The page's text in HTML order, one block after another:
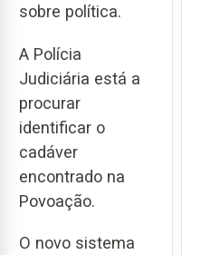
sobre política.
A Polícia
Judiciária está a
procurar
identificar o
cadáver
encontrado na
Povoação.
O novo sistema